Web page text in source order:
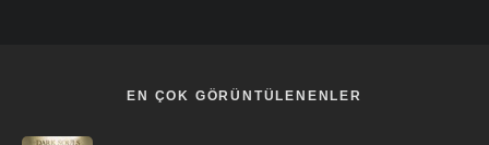
EN ÇOK GÖRÜNTÜLENENLER